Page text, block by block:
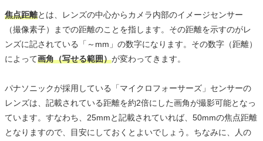
焦点距離とは、レンズの中心からカメラ内部のイメージセンサー
（撮像素子）までの距離のことを指します。その距離を示すのがレ
ンズに記されている「～mm」の数字になります。その数字（距離）
によって画角（写せる範囲）が変わってきます。
パナソニックが採用している「マイクロフォーサーズ」センサーの
レンズは、記載されている距離を約2倍にした画角が撮影可能となっ
ています。すなわち、25mmと記載されていれば、50mmの焦点距離
となりますので、目安にしておくとよいでしょう。ちなみに、人の